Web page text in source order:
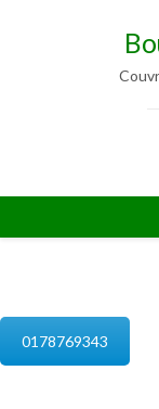
0178769343